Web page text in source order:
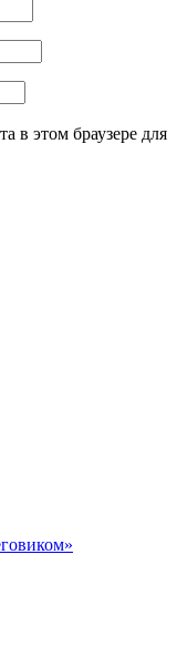
в этом браузере для